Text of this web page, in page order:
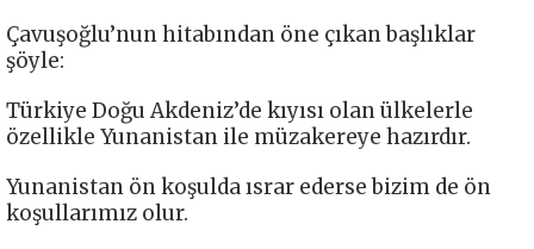
Çavuşoğlu’nun hitabından öne çıkan başlıklar
şöyle:
Türkiye Doğu Akdeniz’de kıyısı olan ülkelerle
özellikle Yunanistan ile müzakereye hazırdır.
Yunanistan ön koşulda ısrar ederse bizim de ön
koşullarımız olur.